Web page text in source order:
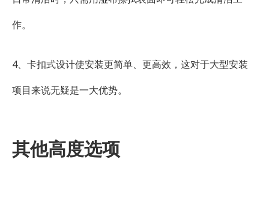
作。
4、卡扣式设计使安装更简单、更高效，这对于大型安装
项目来说无疑是一大优势。
其他高度选项